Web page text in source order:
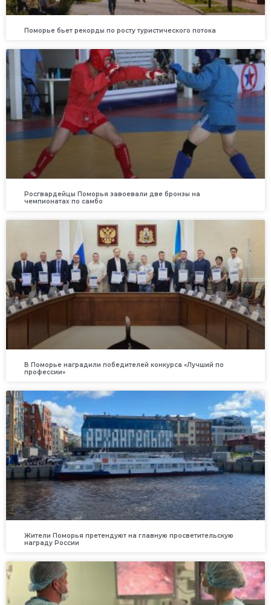
Поморье бьет рекорды по росту туристического потока
Росгвардейцы Поморья завоевали две бронзы на
чемпионатах по самбо
В Поморье наградили победителей конкурса «Лучший по
профессии»
Жители Поморья претендуют на главную просветительскую
награду России